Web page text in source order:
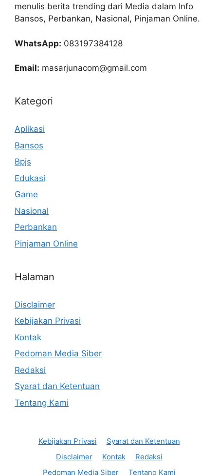
menulis berita trending dari Media dalam Info
Bansos, Perbankan, Nasional, Pinjaman Online.
WhatsApp: 083197384128
Email: masarjunacom@gmail.com
Kategori
Aplikasi
Bansos
Bpjs
Edukasi
Game
Nasional
Perbankan
Pinjaman Online
Halaman
Disclaimer
Kebijakan Privasi
Kontak
Pedoman Media Siber
Redaksi
Syarat dan Ketentuan
Tentang Kami
Kebijakan Privasi
Syarat dan Ketentuan
Disclaimer
Kontak
Redaksi
Pedoman Media Siber
Tentang Kami